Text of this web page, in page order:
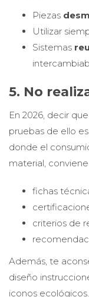
Piezas
Utilizar
Sistemas
5. No
En 2026, decir
pruebas de ello
donde el
material,
fichas
criterios de
Además, te
diseño
iconos